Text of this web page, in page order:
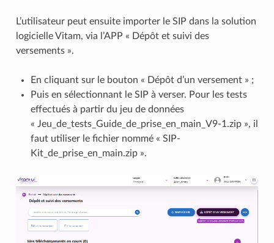
L’utilisateur peut ensuite importer le SIP dans la solution
logicielle Vitam, via l’APP « Dépôt et suivi des
versements ».
En cliquant sur le bouton « Dépôt d’un versement » ;
Puis en sélectionnant le SIP à verser. Pour les tests
effectués à partir du jeu de données
« Jeu_de_tests_Guide_de_prise_en_main_V9-1.zip », il
faut utiliser le fichier nommé « SIP-
Kit_de_prise_en_main.zip ».